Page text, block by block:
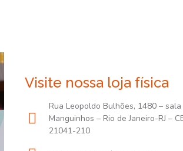
Visite nossa loja física
Rua Leopoldo Bulhões, 1480 – sala
Manguinhos – Rio de Janeiro-RJ –
21041-210